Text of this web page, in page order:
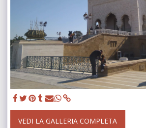
VEDI LA GALLERIA COMPLETA